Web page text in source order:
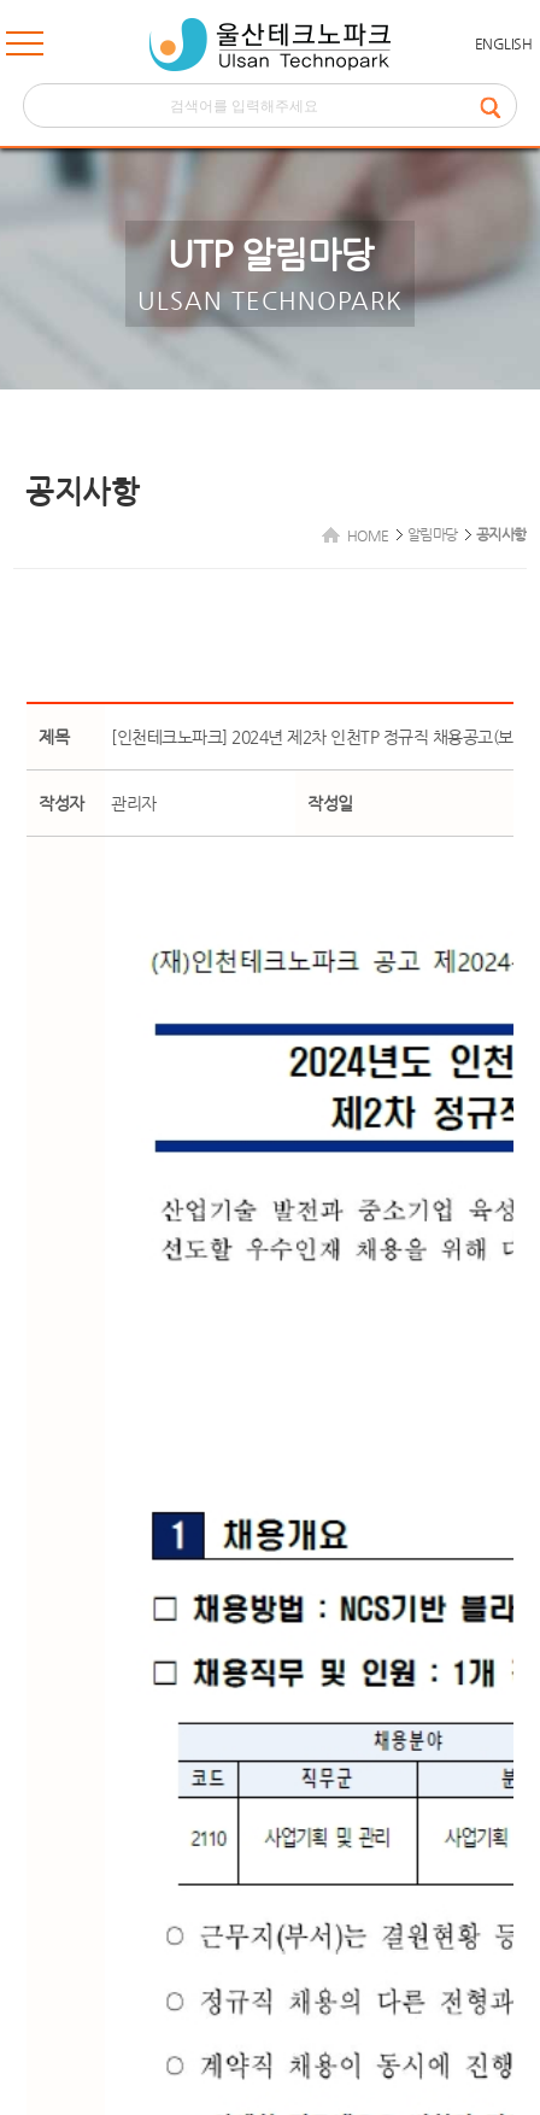
ENGLISH
UTP 알림마당
ULSAN TECHNOPARK
공지사항
HOME 알림마당 공지사항
제목 [인천테크노파크] 2024년 제2차 인천TP 정규직 채용공고(보훈
작성자 관리자 작성일